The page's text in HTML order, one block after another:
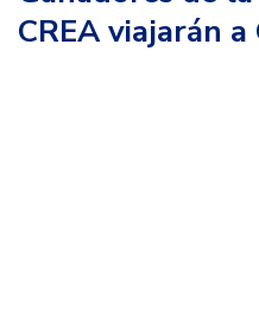
CREA viajarán